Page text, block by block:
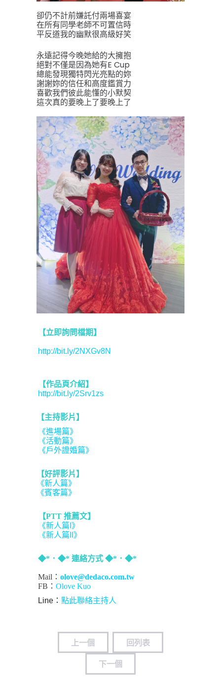
卻仍不計前嫌託付兩場喜宴
在所有同學老師不可置信時
平反道我的幽默很高級好笑
永遠記得今晚她給的大擁抱
絕對不僅是因為她有E Cup
總能發現獨特閃光亮點的妳
謝謝妳的信任和高度鑑賞力
喜歡我們彼此能懂的小默契
這次真的要晚上了要晚上了
【立即詢問檔期】
http://bit.ly/2NXGv8N
【作品頁介紹】
http://bit.ly/2Srv1zs
【主持影片】
《進場篇》
《活動篇》
《戶外證婚篇》
【好評影片】
《新人篇》
《賓客篇》
【PTT 推薦文】
《新人篇I》
《新人篇II》
◆*．◆* 連絡方式 ◆*．◆*
Mail： olove@dedaco.com.tw
FB： Olove Kuo
Line： 點此聯絡主持人
上一個
回列表
下一個